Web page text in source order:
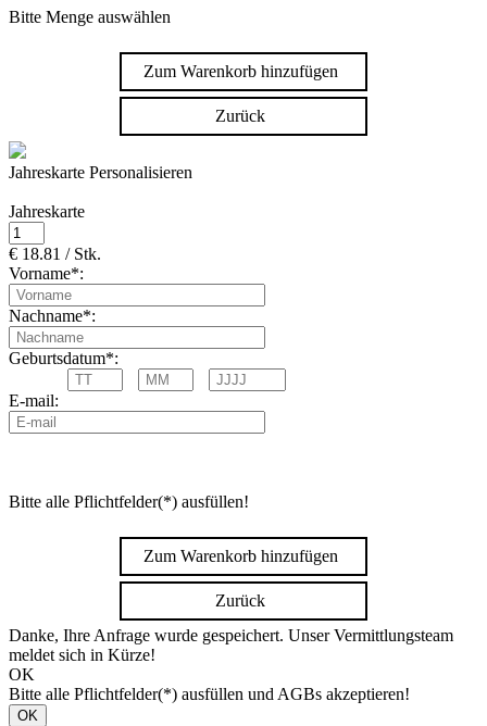
Bitte Menge auswählen
Zum Warenkorb hinzufügen
Zurück
Jahreskarte Personalisieren
Jahreskarte
€ 18.81 / Stk.
Vorname*:
Nachname*:
Geburtsdatum*:
E-mail:
Bitte alle Pflichtfelder(*) ausfüllen!
Zum Warenkorb hinzufügen
Zurück
Danke, Ihre Anfrage wurde gespeichert. Unser Vermittlungsteam
meldet sich in Kürze!
OK
Bitte alle Pflichtfelder(*) ausfüllen und AGBs akzeptieren!
OK